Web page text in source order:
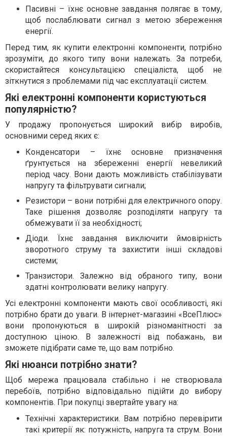
Пасивні – їхнє основне завдання полягає в тому,
щоб послаблювати сигнал з метою збереження
енергії.
Перед тим, як купити електронні компоненти, потрібно
зрозуміти, до якого типу вони належать. За потреби,
скористайтеся консультацією спеціаліста, щоб не
зіткнутися з проблемами під час експлуатації систем.
Які електронні компоненти користуються
популярністю?
У продажу пропонується широкий вибір виробів,
основними серед яких є:
Конденсатори – їхнє основне призначення
ґрунтується на збереженні енергії невеликий
період часу. Вони дають можливість стабілізувати
напругу та фільтрувати сигнали;
Резистори – вони потрібні для електричного опору.
Таке рішення дозволяє розподіляти напругу та
обмежувати її за необхідності;
Діоди. Їхнє завдання виключити ймовірність
зворотного струму та захистити інші складові
системи;
Транзистори. Залежно від обраного типу, вони
здатні контролювати велику напругу.
Усі електронні компоненти мають свої особливості, які
потрібно брати до уваги. В інтернет-магазині «ВсеПлюс»
вони пропонуються в широкій різноманітності за
доступною ціною. В залежності від побажань, ви
зможете підібрати саме те, що вам потрібно.
Які нюанси потрібно знати?
Щоб мережа працювала стабільно і не створювала
перебоїв, потрібно відповідально підійти до вибору
компонентів. При покупці звертайте увагу на:
Технічні характеристики. Вам потрібно перевірити
такі критерії як: потужність, напруга та струм. Вони